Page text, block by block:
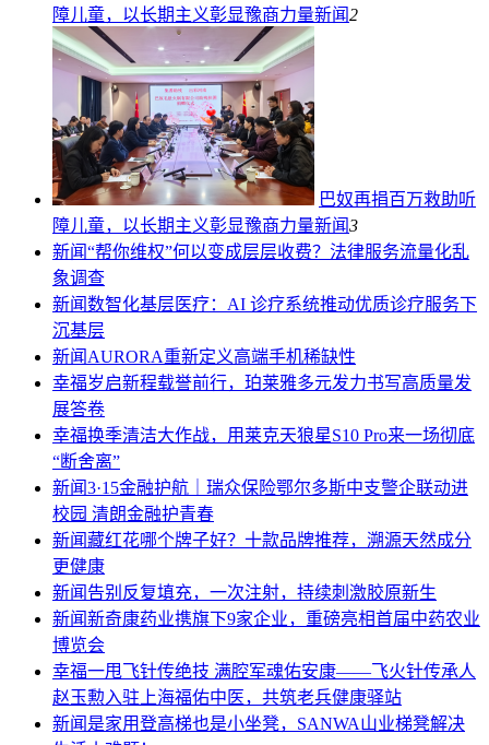
障儿童，以长期主义彰显豫商力量新闻2
巴奴再捐百万救助听
障儿童，以长期主义彰显豫商力量新闻3
新闻“帮你维权”何以变成层层收费？法律服务流量化乱
象调查
新闻数智化基层医疗：AI 诊疗系统推动优质诊疗服务下
沉基层
新闻AURORA重新定义高端手机稀缺性
幸福岁启新程载誉前行，珀莱雅多元发力书写高质量发
展答卷
幸福换季清洁大作战，用莱克天狼星S10 Pro来一场彻底
“断舍离”
新闻3·15金融护航｜瑞众保险鄂尔多斯中支警企联动进
校园 清朗金融护青春
新闻藏红花哪个牌子好？十款品牌推荐，溯源天然成分
更健康
新闻 告别反复填充，一次注射，持续刺激胶原新生
新闻新奇康药业携旗下9家企业，重磅亮相首届中药农业
博览会
幸福一甩飞针传绝技 满腔军魂佑安康——飞火针传承人
赵玉勲入驻上海福佑中医，共筑老兵健康驿站
新闻 是家用登高梯也是小坐凳，SANWA山业梯凳解决